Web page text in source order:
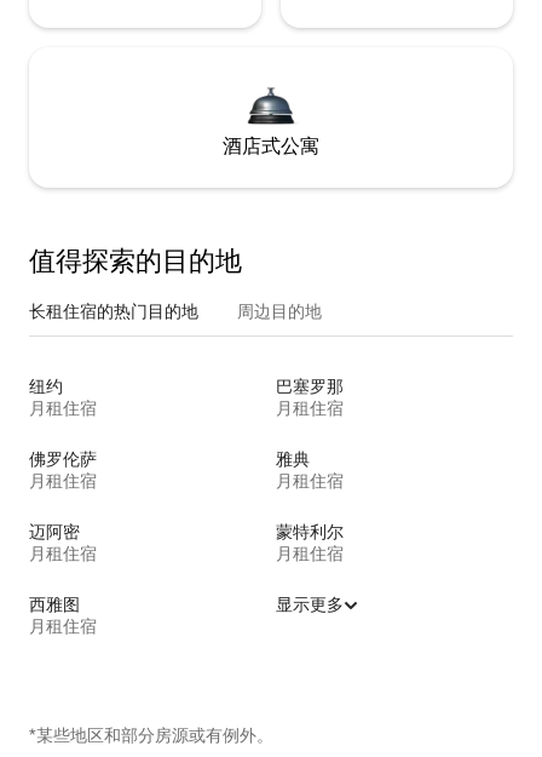
酒店式公寓
值得探索的目的地
长租住宿的热门目的地 周边目的地
纽约
月租住宿
巴塞罗那
月租住宿
佛罗伦萨
月租住宿
雅典
月租住宿
迈阿密
月租住宿
蒙特利尔
月租住宿
西雅图
月租住宿
显示更多
*某些地区和部分房源或有例外。